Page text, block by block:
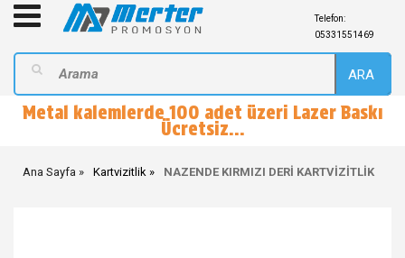
Telefon:
05331551469
ARA
Metal kalemlerde 100 adet üzeri Lazer Baskı
Ücretsiz...
Ana Sayfa Kartvizitlik NAZENDE KIRMIZI DERİ KARTVİZİTLİK